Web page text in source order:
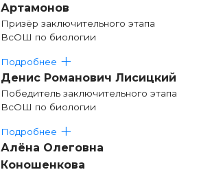
Артамонов
Призёр заключительного этапа
ВсОШ по биологии
Подробнее
Денис Романович Лисицкий
Победитель заключительного этапа
ВсОШ по биологии
Подробнее
Алёна Олеговна
Коношенкова